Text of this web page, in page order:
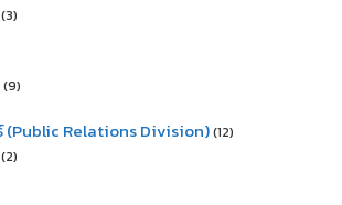
(9)
(Public Relations Division)(12)